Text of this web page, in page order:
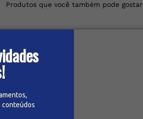
conteúdos
Produtos que você também pode gostar